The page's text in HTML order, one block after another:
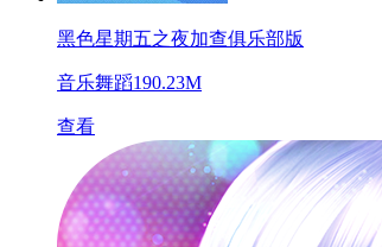
黑色星期五之夜加查俱乐部版
音乐舞蹈190.23M
查看